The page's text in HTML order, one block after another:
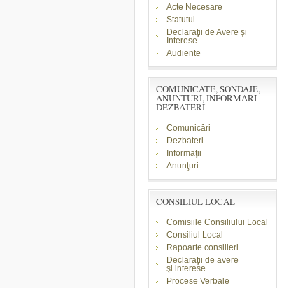
Acte Necesare
Statutul
Declaraţii de Avere şi
Interese
Audiente
COMUNICATE, SONDAJE,
ANUNTURI, INFORMARI
DEZBATERI
Comunicări
Dezbateri
Informaţii
Anunţuri
CONSILIUL LOCAL
Comisiile Consiliului Local
Consiliul Local
Rapoarte consilieri
Declaraţii de avere
şi interese
Procese Verbale